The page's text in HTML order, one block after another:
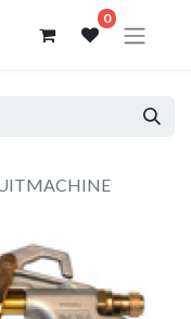
0